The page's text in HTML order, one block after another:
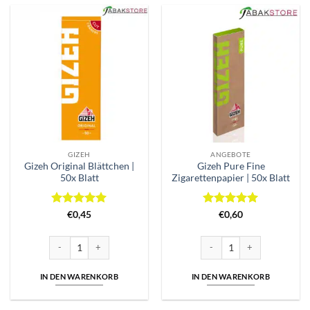
GIZEH
Gizeh Original Blättchen |
50x Blatt
Bewertet
5
€0,45
IN DEN WARENKORB
ANGEBOTE
Gizeh Pure Fine
Zigarettenpapier | 50x Blatt
Bewertet
5
€0,60
IN DEN WARENKORB